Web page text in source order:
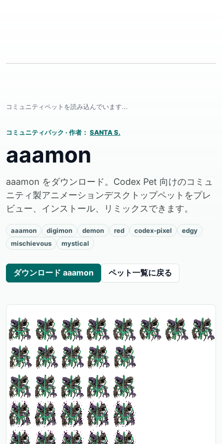
コミュニティペットを読み込んでいます...
コミュニティパック · 作者： SANTA S.
aaamon
aaamon をダウンロード。Codex Pet 向けのコミュ
ニティ製アニメーションデスクトップペットをプレ
ビュー、インストール、リミックスできます。
aaamon digimon demon red codex-pixel
edgy
mischievous
mystical
ダウンロード aaamon ペット一覧に戻る